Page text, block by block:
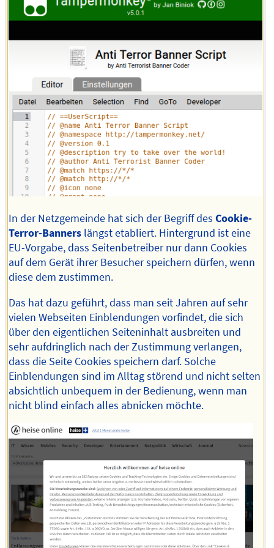
In der Netzgemeinde hat sich der Begriff desCookie-
Terror-Banners längst etabliert. Hintergrund ist eine
EU-Vorgabe, dass Seitenbetreiber nur dann Cookies
auf dem Gerät ihrer Besucher speichern dürfen, wenn
diese dem zustimmen.
Das hat dazu geführt, dass man seit Jahren auf sehr
vielen Webseiten Einblendungen vorfindet, die sich
über den eigentlichen Seiteninhalt ausbreiten und
sehr aufdringlich nach der Zustimmung verlangen,
dass die Seite Cookies speichern darf. Solche
Einblendungen sind im Alltag störend und nicht selten
absichtlich unbequem in der Bedienung, wenn man
nicht blind einfach alles abnicken möchte.